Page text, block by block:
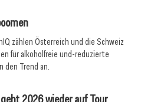
zählen Österreich und die Schweiz
für alkoholfreie und-reduzierte
den Trend an.